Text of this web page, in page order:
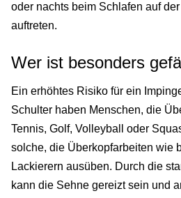
oder nachts beim Schlafen auf
auftreten.
Wer ist besonders
Ein erhöhtes Risiko für ein
Schulter haben Menschen, die
Tennis, Golf, Volleyball oder
solche, die Überkopfarbeiten wie
Lackierern ausüben. Durch die
kann die Sehne gereizt sein und